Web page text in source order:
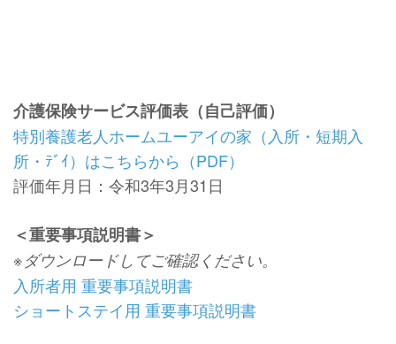
介護保険サービス評価表（自己評価）
特別養護老人ホームユーアイの家（入所・短期入
所・ﾃﾞｲ）はこちらから（PDF）
評価年月日：令和3年3月31日
＜重要事項説明書＞
※ダウンロードしてご確認ください。
入所者用 重要事項説明書
ショートステイ用 重要事項説明書